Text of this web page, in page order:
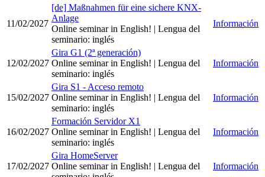
11/02/2027
[de] Maßnahmen für eine sichere KNX-
Anlage
Online seminar in English! | Lengua del
seminario: inglés
Información
12/02/2027
Gira G1 (2ª generación)
Online seminar in English! | Lengua del
seminario: inglés
Información
15/02/2027
Gira S1 - Acceso remoto
Online seminar in English! | Lengua del
seminario: inglés
Información
16/02/2027
Formación Servidor X1
Online seminar in English! | Lengua del
seminario: inglés
Información
17/02/2027
Gira HomeServer
Online seminar in English! | Lengua del
Información